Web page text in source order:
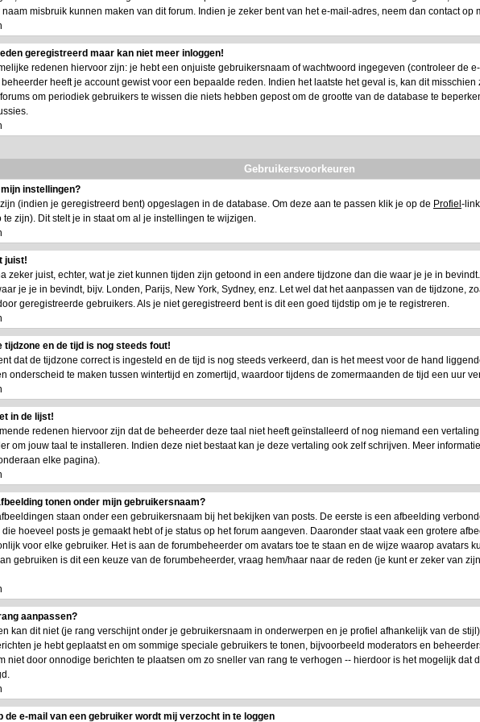
misbruik kunnen maken van dit forum. Indien je zeker bent van het e-mail-adres, neem dan contact op
geregistreerd maar kan niet meer inloggen!
redenen hiervoor zijn: je hebt een onjuiste gebruikersnaam of wachtwoord ingegeven (controleer de
heeft je account gewist voor een bepaalde reden. Indien het laatste het geval is, kan dit
om periodiek gebruikers te wissen die niets hebben gepost om de grootte van de database te
Gebruikersvoorkeuren
instellingen?
(indien je geregistreerd bent) opgeslagen in de database. Om deze aan te passen klik je op de Profiel -
te zijn). Dit stelt je in staat om al je instellingen te wijzigen.
juist!
zeker juist, echter, wat je ziet kunnen tijden zijn getoond in een andere tijdzone dan die waar je je in
je je in bevindt, bijv. Londen, Parijs, New York, Sydney, enz. Let wel dat het aanpassen van de tijdzone,
geregistreerde gebruikers. Als je niet geregistreerd bent is dit een goed tijdstip om je te registreren.
tijdzone en de tijd is nog steeds fout!
dat de tijdzone correct is ingesteld en de tijd is nog steeds verkeerd, dan is het meest voor de hand
onderscheid te maken tussen wintertijd en zomertijd, waardoor tijdens de zomermaanden de tijd een uur
in de lijst!
redenen hiervoor zijn dat de beheerder deze taal niet heeft geïnstalleerd of nog niemand een
om jouw taal te installeren. Indien deze niet bestaat kan je deze vertaling ook zelf schrijven. Meer
elke pagina).
tonen onder mijn gebruikersnaam?
staan onder een gebruikersnaam bij het bekijken van posts. De eerste is een afbeelding
hoeveel posts je gemaakt hebt of je status op het forum aangeven. Daaronder staat vaak een grotere
voor elke gebruiker. Het is aan de forumbeheerder om avatars toe te staan en de wijze waarop avatars
gebruiken is dit een keuze van de forumbeheerder, vraag hem/haar naar de reden (je kunt er zeker van
aanpassen?
kan dit niet (je rang verschijnt onder je gebruikersnaam in onderwerpen en je profiel afhankelijk van de
je hebt geplaatst en om sommige speciale gebruikers te tonen, bijvoorbeeld moderators en
niet door onnodige berichten te plaatsen om zo sneller van rang te verhogen -- hierdoor is het mogelijk dat
de e-mail van een gebruiker wordt mij verzocht in te loggen